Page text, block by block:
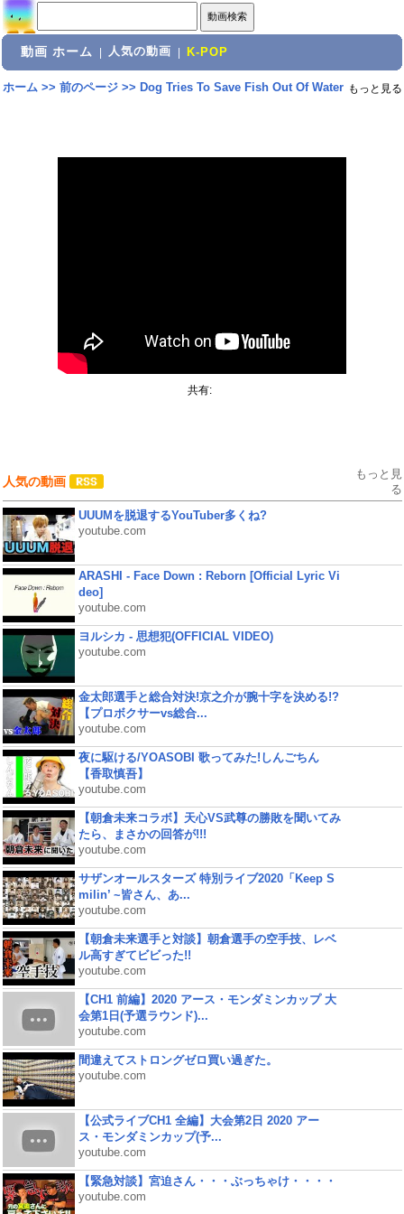
動画 ホーム 人気の動画 K-POP
ホーム>> 前のページ>> Dog Tries To Save Fish Out Of Water もっと見る
共有:
人気の動画
もっと見
る
UUUMを脱退するYouTuber多くね?
youtube.com
ARASHI - Face Down : Reborn [Official Lyric Vi
deo]
youtube.com
ヨルシカ - 思想犯(OFFICIAL VIDEO)
youtube.com
金太郎選手と総合対決!京之介が腕十字を決める!?
【プロボクサーvs総合...
youtube.com
夜に駆ける/YOASOBI 歌ってみた!しんごちん
【香取慎吾】
youtube.com
【朝倉未来コラボ】天心VS武尊の勝敗を聞いてみ
たら、まさかの回答が!!!
youtube.com
サザンオールスターズ 特別ライブ2020「Keep S
milin’ ~皆さん、あ...
youtube.com
【朝倉未来選手と対談】朝倉選手の空手技、レベ
ル高すぎてビビった!!
youtube.com
【CH1 前編】2020 アース・モンダミンカップ 大
会第1日(予選ラウンド)...
youtube.com
間違えてストロングゼロ買い過ぎた。
youtube.com
【公式ライブCH1 全編】大会第2日 2020 アー
ス・モンダミンカップ(予...
youtube.com
【緊急対談】宮迫さん・・・ぶっちゃけ・・・・
youtube.com